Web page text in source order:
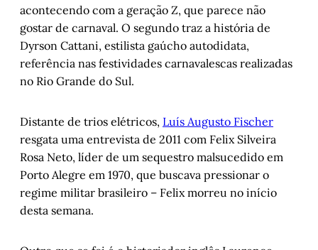
acontecendo com a geração Z, que parece não
gostar de carnaval. O segundo traz a história de
Dyrson Cattani, estilista gaúcho autodidata,
referência nas festividades carnavalescas realizadas
no Rio Grande do Sul.
Distante de trios elétricos, Luís Augusto Fischer
resgata uma entrevista de 2011 com Felix Silveira
Rosa Neto, líder de um sequestro malsucedido em
Porto Alegre em 1970, que buscava pressionar o
regime militar brasileiro – Felix morreu no início
desta semana.